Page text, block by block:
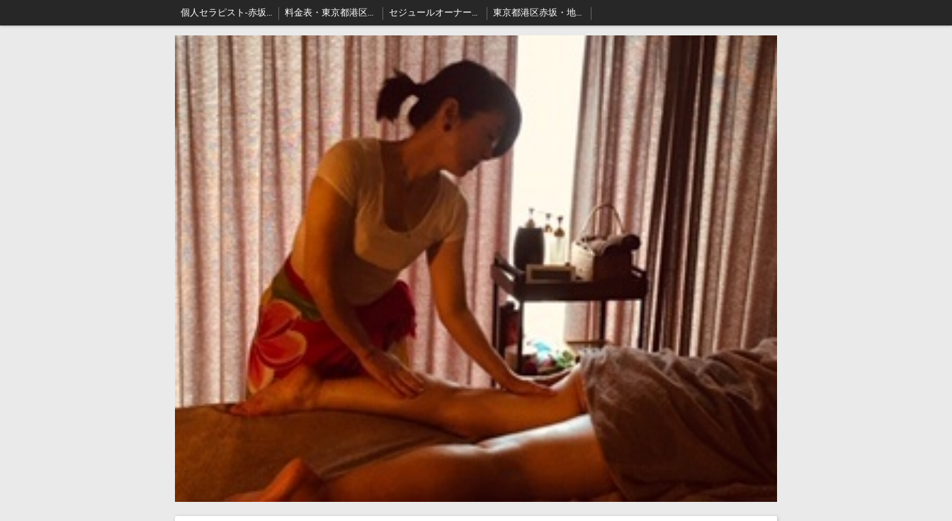
個人セラピスト-赤坂､出張リンパマッサージはアロマセジュール東京 料金表・東京都港区－本格派出張アロマオイルマッサージはセジュールへ セジュールオーナーセラピスト健康ブログ 東京都港区赤坂・地名の由来